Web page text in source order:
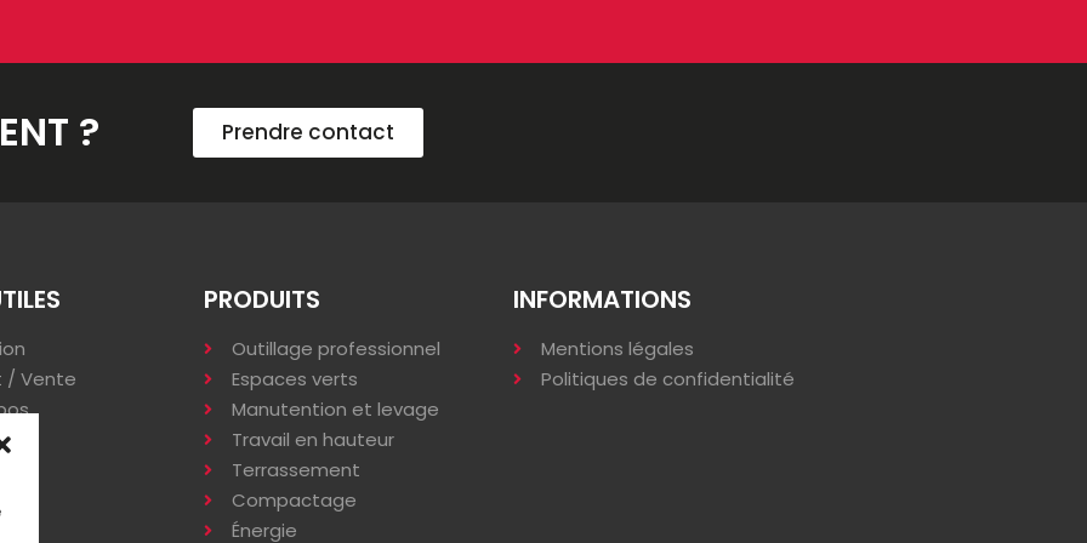
? Prendre contact
/ Vente
PRODUITS
Outillage professionnel
Espaces verts
Manutention et levage
Travail en hauteur
Terrassement
Compactage
Énergie
INFORMATIONS
Mentions légales
Politiques de confidentialité